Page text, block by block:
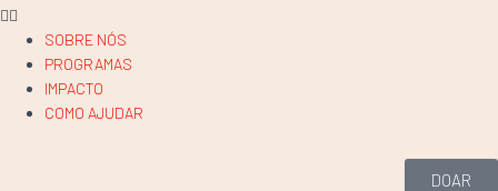
SOBRE NÓS
PROGRAMAS
IMPACTO
COMO AJUDAR
DOAR